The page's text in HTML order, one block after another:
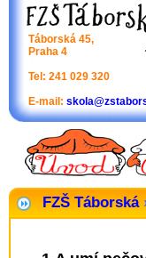
Táborská 45,
Praha 4
Tel: 241 029 320
E-mail:
FZŠ Táborská